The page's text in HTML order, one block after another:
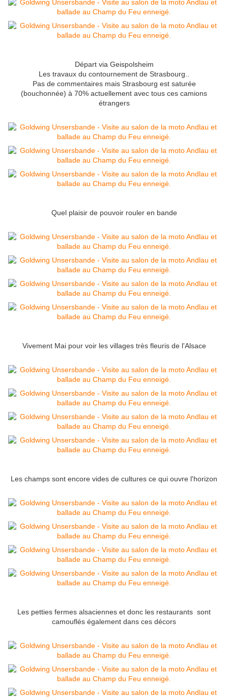
Départ via Geispolsheim
Les travaux du contournement de Strasbourg..
Pas de commentaires mais Strasbourg est saturée
(bouchonnée) à 70% actuellement avec tous ces camions
étrangers
Quel plaisir de pouvoir rouler en bande
Vivement Mai pour voir les villages très fleuris de l'Alsace
Les champs sont encore vides de cultures ce qui ouvre l'horizon
Les petties fermes alsaciennes et donc les restaurants sont
camouflés également dans ces décors